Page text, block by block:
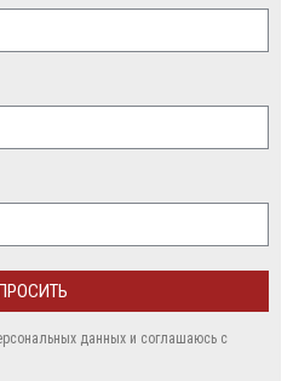
данных и соглашаюсь c